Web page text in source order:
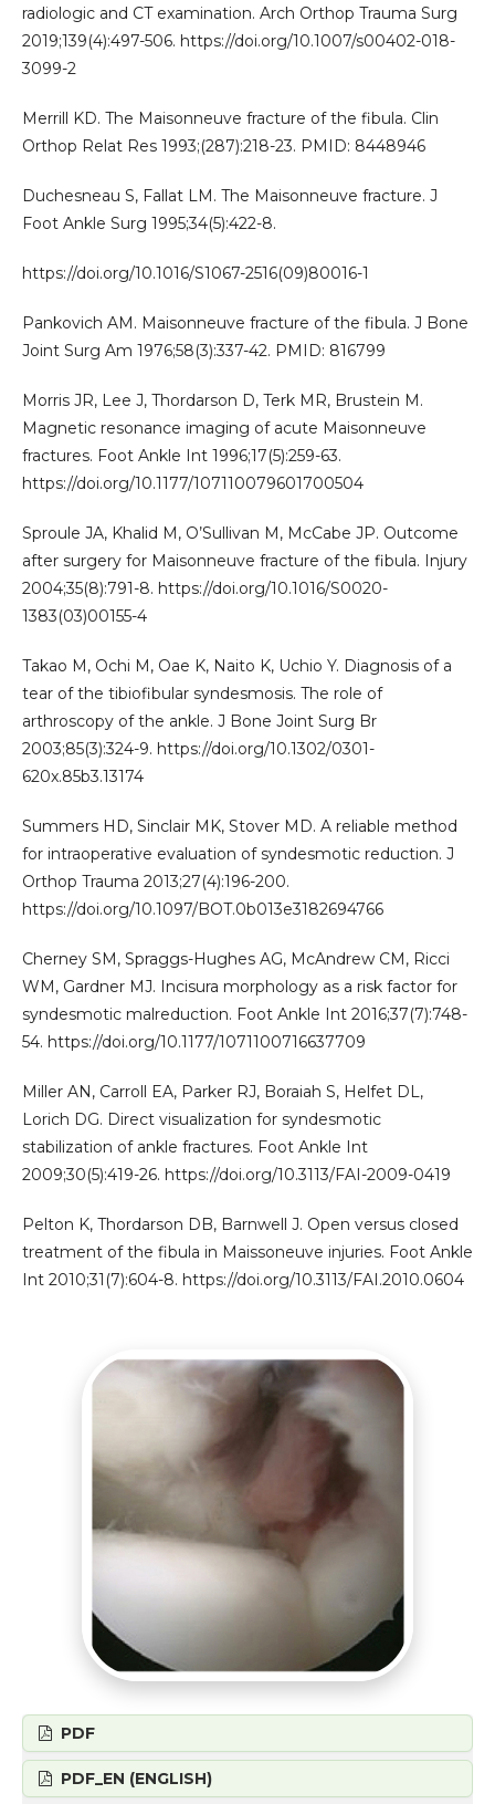
radiologic and CT examination. Arch Orthop Trauma Surg
2019;139(4):497-506. https://doi.org/10.1007/s00402-018-
3099-2
Merrill KD. The Maisonneuve fracture of the fibula. Clin
Orthop Relat Res 1993;(287):218-23. PMID: 8448946
Duchesneau S, Fallat LM. The Maisonneuve fracture. J
Foot Ankle Surg 1995;34(5):422-8.
https://doi.org/10.1016/S1067-2516(09)80016-1
Pankovich AM. Maisonneuve fracture of the fibula. J Bone
Joint Surg Am 1976;58(3):337-42. PMID: 816799
Morris JR, Lee J, Thordarson D, Terk MR, Brustein M.
Magnetic resonance imaging of acute Maisonneuve
fractures. Foot Ankle Int 1996;17(5):259-63.
https://doi.org/10.1177/107110079601700504
Sproule JA, Khalid M, O’Sullivan M, McCabe JP. Outcome
after surgery for Maisonneuve fracture of the fibula. Injury
2004;35(8):791-8. https://doi.org/10.1016/S0020-
1383(03)00155-4
Takao M, Ochi M, Oae K, Naito K, Uchio Y. Diagnosis of a
tear of the tibiofibular syndesmosis. The role of
arthroscopy of the ankle. J Bone Joint Surg Br
2003;85(3):324-9. https://doi.org/10.1302/0301-
620x.85b3.13174
Summers HD, Sinclair MK, Stover MD. A reliable method
for intraoperative evaluation of syndesmotic reduction. J
Orthop Trauma 2013;27(4):196-200.
https://doi.org/10.1097/BOT.0b013e3182694766
Cherney SM, Spraggs-Hughes AG, McAndrew CM, Ricci
WM, Gardner MJ. Incisura morphology as a risk factor for
syndesmotic malreduction. Foot Ankle Int 2016;37(7):748-
54. https://doi.org/10.1177/1071100716637709
Miller AN, Carroll EA, Parker RJ, Boraiah S, Helfet DL,
Lorich DG. Direct visualization for syndesmotic
stabilization of ankle fractures. Foot Ankle Int
2009;30(5):419-26. https://doi.org/10.3113/FAI-2009-0419
Pelton K, Thordarson DB, Barnwell J. Open versus closed
treatment of the fibula in Maissoneuve injuries. Foot Ankle
Int 2010;31(7):604-8. https://doi.org/10.3113/FAI.2010.0604
PDF
PDF_EN (ENGLISH)